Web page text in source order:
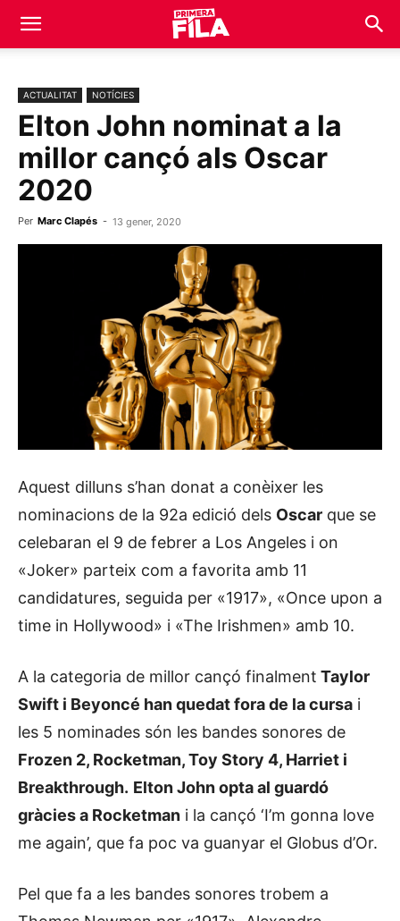
ACTUALITAT NOTÍCIES
Elton John nominat a la
millor cançó als Oscar
2020
Per Marc Clapés - 13 gener, 2020
Aquest dilluns s’han donat a conèixer les
nominacions de la 92a edició dels Oscar que se
celebaran el 9 de febrer a Los Angeles i on
«Joker» parteix com a favorita amb 11
candidatures, seguida per «1917», «Once upon a
time in Hollywood» i «The Irishmen» amb 10.
A la categoria de millor cançó finalment Taylor
Swift i Beyoncé han quedat fora de la cursa i
les 5 nominades són les bandes sonores de
Frozen 2, Rocketman, Toy Story 4, Harriet i
Breakthrough. Elton John opta al guardó
gràcies a Rocketman i la cançó ‘I’m gonna love
me again’, que fa poc va guanyar el Globus d’Or.
Pel que fa a les bandes sonores trobem a